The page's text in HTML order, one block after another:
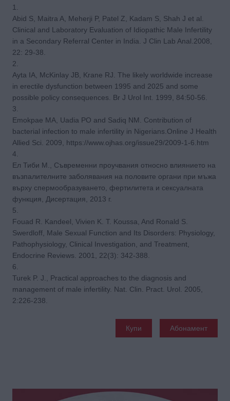
1.
Abid S, Maitra A, Meherji P, Patel Z, Kadam S, Shah J et al.
Clinical and Laboratory Evaluation of Idiopathic Male Infertility
in a Secondary Referral Center in India. J Clin Lab Anal.2008,
22: 29-38.
2.
Ayta IA, McKinlay JB, Krane RJ. The likely worldwide increase
in erectile dysfunction between 1995 and 2025 and some
possible policy consequences. Br J Urol Int. 1999, 84:50-56.
3.
Emokpae MA, Uadia PO and Sadiq NM. Contribution of
bacterial infection to male infertility in Nigerians.Online J Health
Allied Sci. 2009, https://www.ojhas.org/issue29/2009-1-6.htm
4.
Ел Тиби М., Съвременни проучвания относно влиянието на
възпалителните заболявания на половите органи при мъжа
върху спермообразуването, фертилитета и сексуалната
функция, Дисертация, 2013 г.
5.
Fouad R. Kandeel, Vivien K. T. Koussa, And Ronald S.
Swerdloff, Male Sexual Function and Its Disorders: Physiology,
Pathophysiology, Clinical Investigation, and Treatment,
Endocrine Reviews. 2001, 22(3): 342-388.
6.
Turek P. J., Practical approaches to the diagnosis and
management of male infertility. Nat. Clin. Pract. Urol. 2005,
2:226-238.
Купи Абонамент